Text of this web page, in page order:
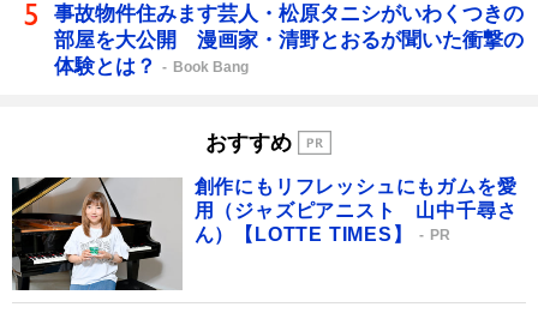
事故物件住みます芸人・松原タニシがいわくつきの
部屋を大公開 漫画家・清野とおるが聞いた衝撃の
体験とは？
Book Bang
おすすめ
創作にもリフレッシュにもガムを愛
用（ジャズピアニスト 山中千尋さ
ん）【LOTTE TIMES】
PR